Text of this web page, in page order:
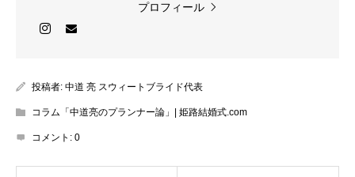
プロフィール
投稿者: 中道 亮 スウィートブライド代表
コラム「中道亮のプランナー論」| 姫路結婚式.com
コメント: 0